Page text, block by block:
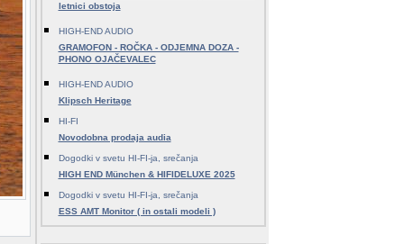
letnici obstoja
HIGH-END AUDIO
GRAMOFON - ROČKA - ODJEMNA DOZA -
PHONO OJAČEVALEC
HIGH-END AUDIO
Klipsch Heritage
HI-FI
Novodobna prodaja audia
Dogodki v svetu HI-FI-ja, srečanja
HIGH END München & HIFIDELUXE 2025
Dogodki v svetu HI-FI-ja, srečanja
ESS AMT Monitor ( in ostali modeli )